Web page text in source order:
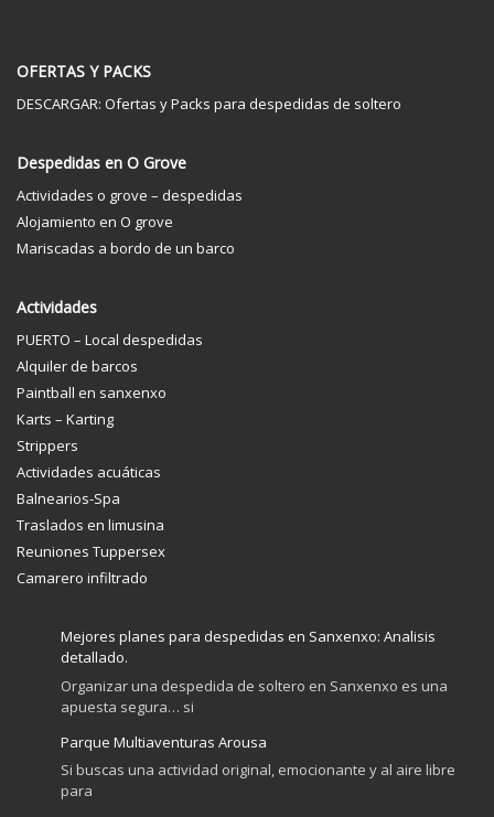
OFERTAS Y PACKS
DESCARGAR: Ofertas y Packs para despedidas de soltero
Despedidas en O Grove
Actividades o grove – despedidas
Alojamiento en O grove
Mariscadas a bordo de un barco
Actividades
PUERTO – Local despedidas
Alquiler de barcos
Paintball en sanxenxo
Karts – Karting
Strippers
Actividades acuáticas
Balnearios-Spa
Traslados en limusina
Reuniones Tuppersex
Camarero infiltrado
Mejores planes para despedidas en Sanxenxo: Analisis
detallado.
Organizar una despedida de soltero en Sanxenxo es una
apuesta segura… si
Parque Multiaventuras Arousa
Si buscas una actividad original, emocionante y al aire libre
para